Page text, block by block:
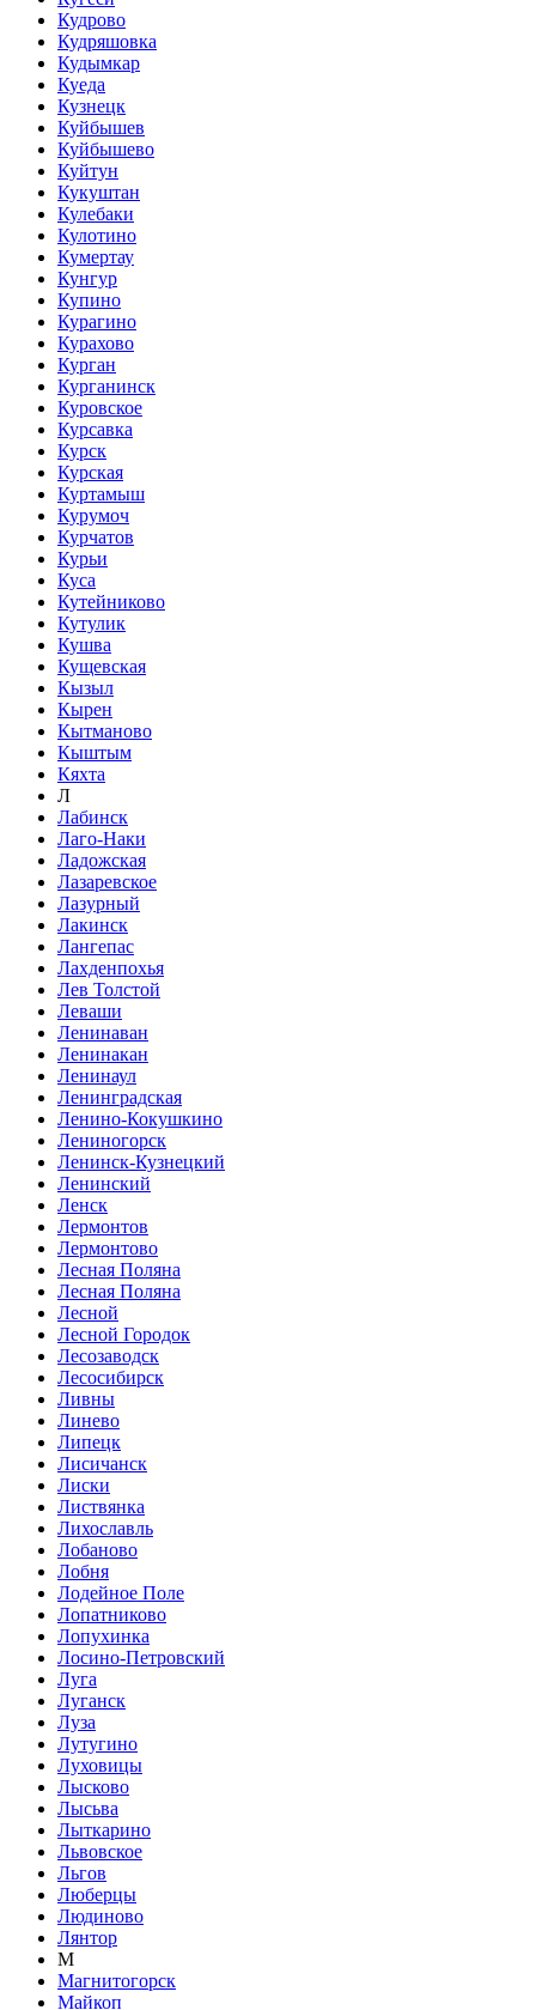
Кудрово
Кудряшовка
Кудымкар
Куеда
Кузнецк
Куйбышев
Куйбышево
Куйтун
Кукуштан
Кулебаки
Кулотино
Кумертау
Кунгур
Купино
Курагино
Курахово
Курган
Курганинск
Куровское
Курсавка
Курск
Курская
Куртамыш
Курумоч
Курчатов
Курьи
Куса
Кутейниково
Кутулик
Кушва
Кущевская
Кызыл
Кырен
Кытманово
Кыштым
Кяхта
Л
Лабинск
Лаго-Наки
Ладожская
Лазаревское
Лазурный
Лакинск
Лангепас
Лахденпохья
Лев Толстой
Леваши
Ленинаван
Ленинакан
Ленинаул
Ленинградская
Ленино-Кокушкино
Лениногорск
Ленинск-Кузнецкий
Ленинский
Ленск
Лермонтов
Лермонтово
Лесная Поляна
Лесная Поляна
Лесной
Лесной Городок
Лесозаводск
Лесосибирск
Ливны
Линево
Липецк
Лисичанск
Лиски
Листвянка
Лихославль
Лобаново
Лобня
Лодейное Поле
Лопатниково
Лопухинка
Лосино-Петровский
Луга
Луганск
Луза
Лутугино
Луховицы
Лысково
Лысьва
Лыткарино
Львовское
Льгов
Люберцы
Людиново
Лянтор
М
Магнитогорск
Майкоп